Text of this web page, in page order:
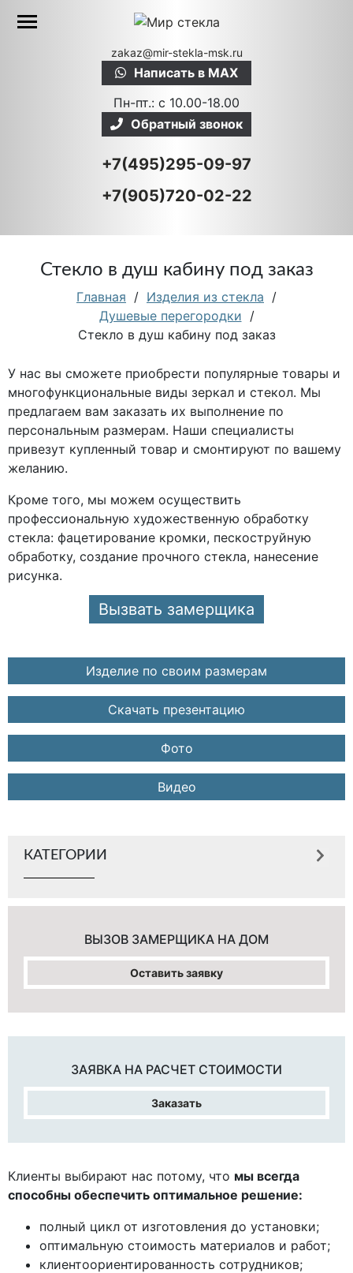
zakaz@mir-stekla-msk.ru
Написать в MAX
Пн-пт.: c 10.00-18.00
Обратный звонок
+7(495)295-09-97
+7(905)720-02-22
Стекло в душ кабину под заказ
Главная / Изделия из стекла /
Душевые перегородки /
Стекло в душ кабину под заказ
У нас вы сможете приобрести популярные товары и
многофункциональные виды зеркал и стекол. Мы
предлагаем вам заказать их выполнение по
персональным размерам. Наши специалисты
привезут купленный товар и смонтируют по вашему
желанию.
Кроме того, мы можем осуществить
профессиональную художественную обработку
стекла: фацетирование кромки, пескоструйную
обработку, создание прочного стекла, нанесение
рисунка.
Вызвать замерщика
Изделие по своим размерам
Скачать презентацию
Фото
Видео
КАТЕГОРИИ
ВЫЗОВ ЗАМЕРЩИКА НА ДОМ
Оставить заявку
ЗАЯВКА НА РАСЧЕТ СТОИМОСТИ
Заказать
Клиенты выбирают нас потому, что мы всегда
способны обеспечить оптимальное решение:
полный цикл от изготовления до установки;
оптимальную стоимость материалов и работ;
клиентоориентированность сотрудников;